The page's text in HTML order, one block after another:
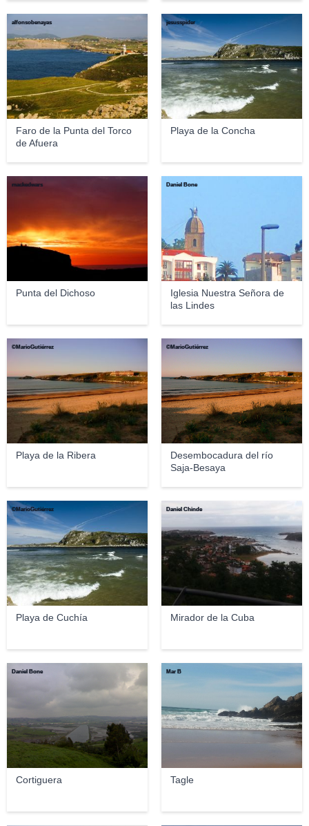
Faro de la Punta del Torco
de Afuera
alfonsobenayas
Playa de la Concha
jesusspider
Punta del Dichoso
mackedwars
Iglesia Nuestra Señora de
las Lindes
Daniel Bone
Playa de la Ribera
©MarioGutiérrez
Desembocadura del río
Saja-Besaya
©MarioGutiérrez
Playa de Cuchía
©MarioGutiérrez
Mirador de la Cuba
Daniel Chinde
Cortiguera
Daniel Bone
Tagle
Mar B